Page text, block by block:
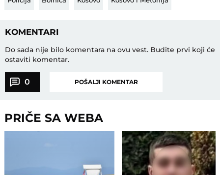
KOMENTARI
Do sada nije bilo komentara na ovu vest. Budite prvi koji će
ostaviti komentar.
0 POŠALJI KOMENTAR
PRIČE SA WEBA